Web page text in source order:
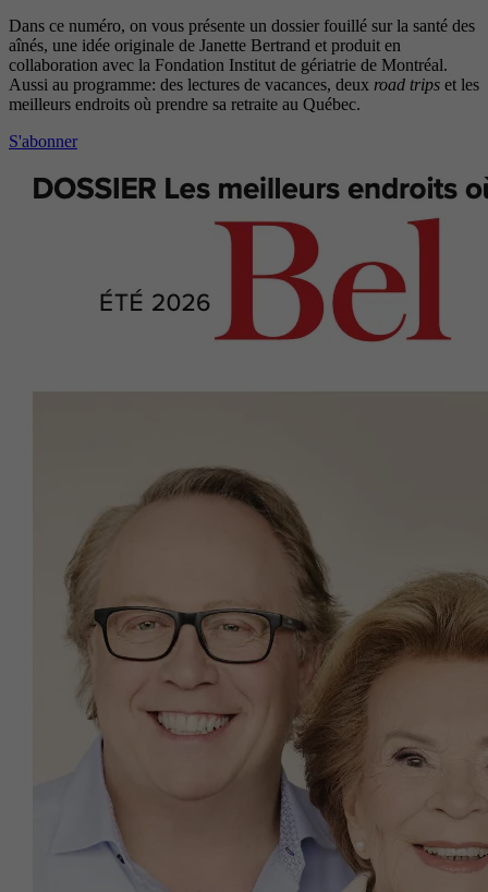
Dans ce numéro, on vous présente un dossier fouillé sur la santé des
aînés, une idée originale de Janette Bertrand et produit en
collaboration avec la Fondation Institut de gériatrie de Montréal.
Aussi au programme: des lectures de vacances, deux road trips et les
meilleurs endroits où prendre sa retraite au Québec.
S'abonner